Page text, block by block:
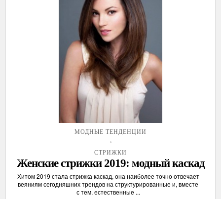
МОДНЫЕ ТЕНДЕНЦИИ
,
СТРИЖКИ
Женские стрижки 2019: модный каскад
Хитом 2019 стала стрижка каскад, она наиболее точно отвечает
веяниям сегодняшних трендов на структурированные и, вместе
с тем, естественные ...